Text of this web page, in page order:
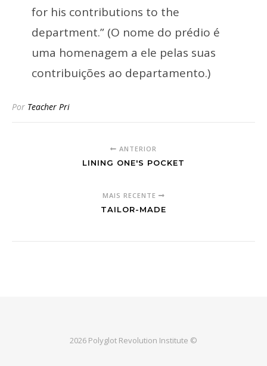
for his contributions to the
department.” (O nome do prédio é
uma homenagem a ele pelas suas
contribuições ao departamento.)
Por Teacher Pri
ANTERIOR
LINING ONE'S POCKET
MAIS RECENTE
TAILOR-MADE
2026 Polyglot Revolution Institute ©